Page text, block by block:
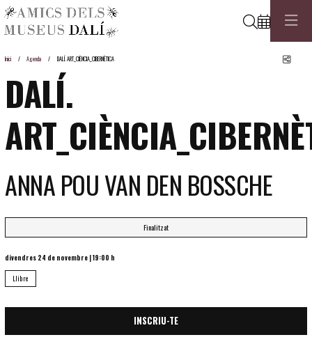
Cerca
Inici Agenda DALÍ. ART_CIÈNCIA_CIBERNÈTICA
DALÍ.
ANNA POU VAN DEN BOSSCHE
Finalitzat
divendres 24 de novembre |19:00 h
Llibre
INSCRIU-TE